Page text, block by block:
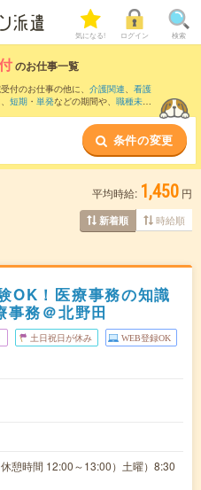
気になる! ログイン 検索
のお仕事一覧
付のお仕事の他に、 介護関連、 看護
短期 ・ 単発などの期間や、 職種未経
条件の変更
平均時給: 1,450 円
新着順 時給順
OK！医療事務の知識
事務＠北野田
土日祝日が休み WEB登録OK
憩時間 12:00～13:00）土曜）8:30